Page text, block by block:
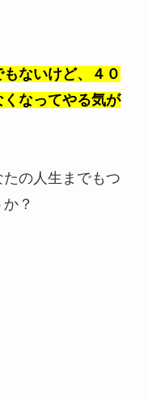
ないけど、４０
なってやる気が
の人生までもつ
？